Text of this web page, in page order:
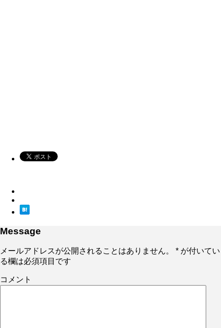
Message
メールアドレスが公開されることはありません。 * が付いてい
る欄は必須項目です
コメント